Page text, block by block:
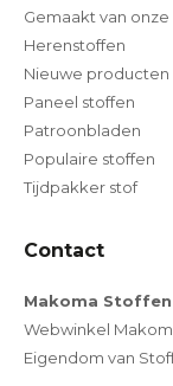
Gemaakt van onze
Herenstoffen
Nieuwe producten
Paneel stoffen
Patroonbladen
Populaire stoffen
Tijdpakker stof
Contact
Makoma Stoffen
Webwinkel
Eigendom van